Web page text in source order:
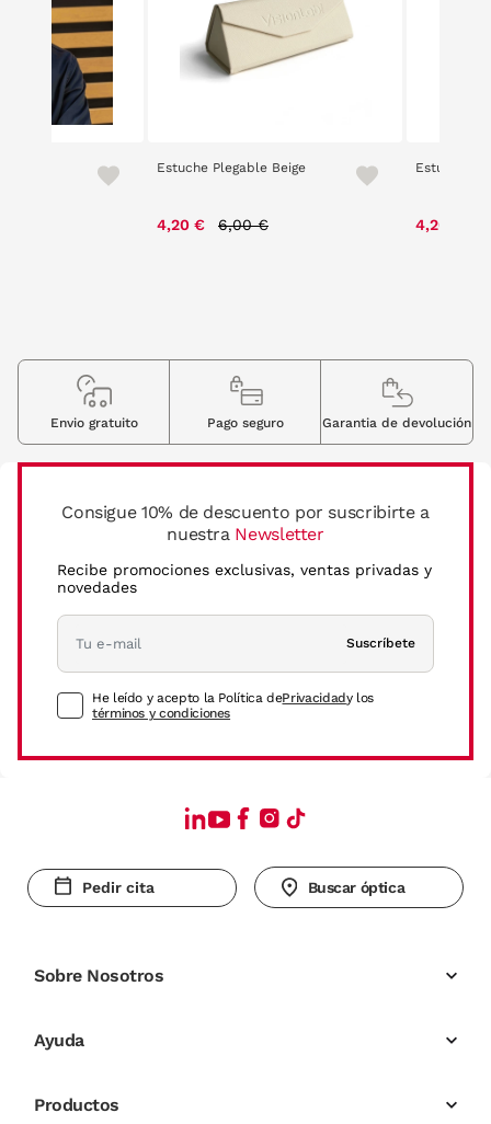
Estuche Plegable Beige
4,20 € 6,00 €
Estuche
4,20 €
Consigue 10% de descuento por suscribirte a
nuestra Newsletter
Recibe promociones exclusivas, ventas privadas y
novedades
Suscríbete
He leído y acepto la Política dePrivacidady los
términos y condiciones
Envio gratuito Pago seguro Garantia de devolución
Pedir cita Buscar óptica
Sobre Nosotros
Ayuda
Productos